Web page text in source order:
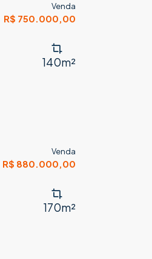
Venda
R$ 750.000,00
140m²
Venda
R$ 880.000,00
170m²